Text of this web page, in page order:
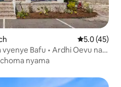
Ukadiriaji
5.0 (45)
Bafu • Ardhi Oevu na
nyama